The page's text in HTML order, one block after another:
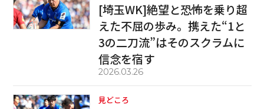
[埼玉WK]絶望と恐怖を乗り超
えた不屈の歩み。携えた“1と
3の二刀流”はそのスクラムに
信念を宿す
2026.03.26
見どころ